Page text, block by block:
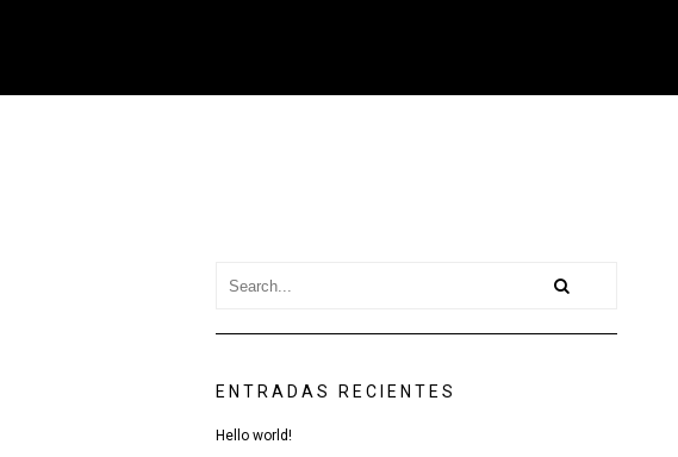
ENTRADAS RECIENTES
Hello world!